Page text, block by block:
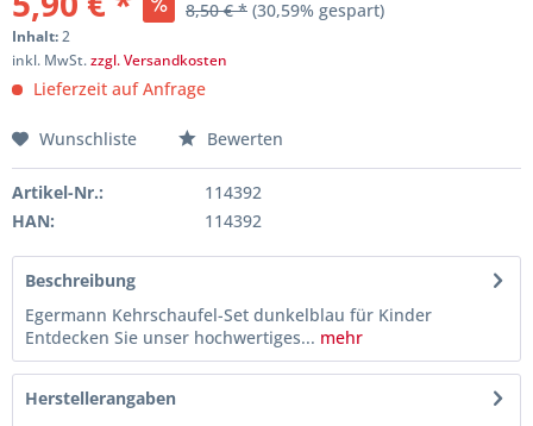
8,50 € * (30,59% gespart)
Inhalt:2
inkl. MwSt.zzgl. Versandkosten
Lieferzeit auf Anfrage
Wunschliste Bewerten
Artikel-Nr.:
114392
HAN:
114392
Beschreibung
Egermann Kehrschaufel-Set dunkelblau für Kinder
Entdecken Sie unser hochwertiges... mehr
Herstellerangaben